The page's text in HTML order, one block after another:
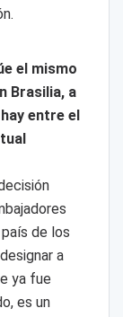
el mismo
Brasilia, a
entre el
de los
a
ya fue
es un